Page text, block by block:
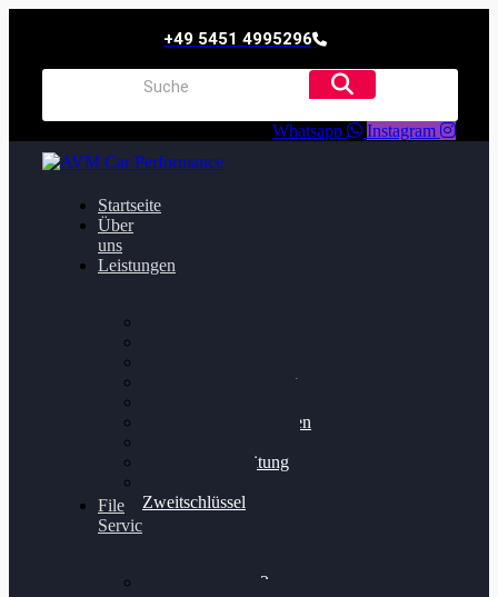
+49 5451 4995296
Whatsapp Instagram
Startseite
Über
uns
Leistungen
Getriebeoptimierung
Bremsscheiben planen
Felgenaufbereitung
Zweitschlüssel
File
Service
Alientech Kess3